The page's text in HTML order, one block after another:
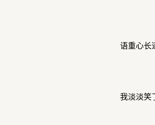
语重心长
我淡淡笑